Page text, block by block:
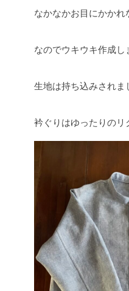
なかなかお目にかかれ
なのでウキウキ作成し
生地は持ち込みされま
衿ぐりはゆったりのリ